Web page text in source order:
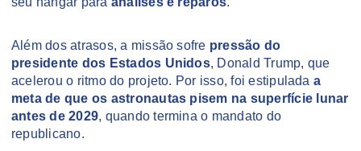
Além dos atrasos, a missão sofre pressão do
presidente dos Estados Unidos, Donald Trump, que
acelerou o ritmo do projeto. Por isso, foi estipulada a
meta de que os astronautas pisem na superfície lunar
antes de 2029, quando termina o mandato do
republicano.